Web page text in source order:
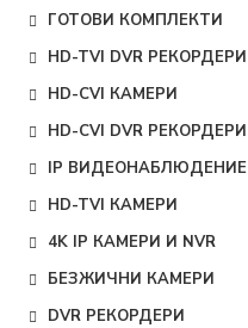
ГОТОВИ КОМПЛЕКТИ
HD-TVI DVR РЕКОРДЕРИ
HD-CVI КАМЕРИ
HD-CVI DVR РЕКОРДЕРИ
IP ВИДЕОНАБЛЮДЕНИЕ
HD-TVI КАМЕРИ
4K IP КАМЕРИ И NVR
БЕЗЖИЧНИ КАМЕРИ
DVR РЕКОРДЕРИ